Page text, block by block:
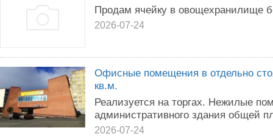
Продам ячейку в овощехранилище
2026-07-24
Офисные помещения в отдельно
кв.м.
Реализуется на торгах. Нежилые
административного здания общей
2026-07-24